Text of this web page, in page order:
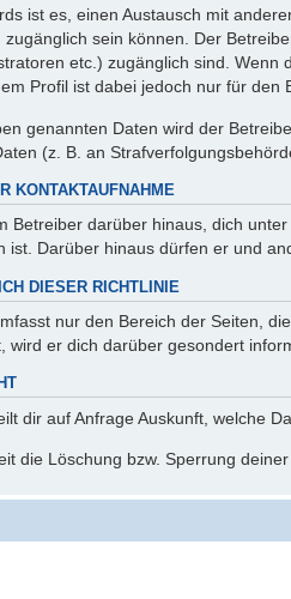
ist es, einen Austausch mit
zugänglich sein können. Der
etc.) zugänglich sind.
Profil ist dabei jedoch nur für
genannten Daten wird der
(z. B. an
KONTAKTAUFNAHME
Betreiber darüber hinaus, dich
ist. Darüber hinaus dürfen er und
DIESER RICHTLINIE
nur den Bereich der Seiten,
wird er dich darüber gesondert
dir auf Anfrage Auskunft, welche
die Löschung bzw. Sperrung